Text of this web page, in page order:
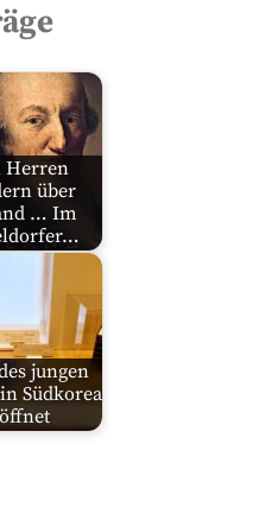
Herren
über
… Im
jungen
Südkorea